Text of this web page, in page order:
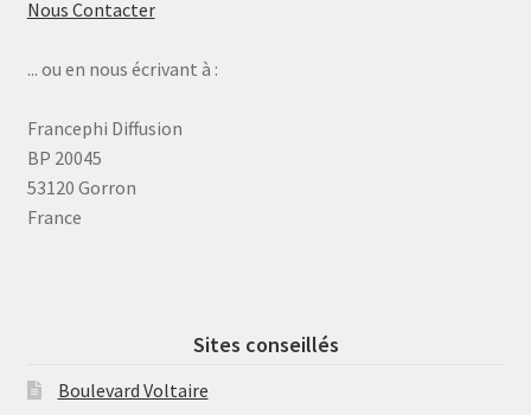
Nous Contacter
... ou en nous écrivant à :
Francephi Diffusion
BP 20045
53120 Gorron
France
Sites conseillés
Boulevard Voltaire